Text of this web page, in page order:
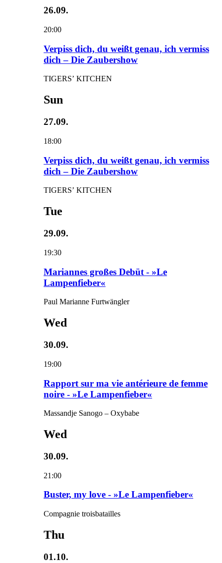
26.09.
20:00
Verpiss dich, du weißt genau, ich vermiss
dich – Die Zaubershow
TIGERS’ KITCHEN
Sun
27.09.
18:00
Verpiss dich, du weißt genau, ich vermiss
dich – Die Zaubershow
TIGERS’ KITCHEN
Tue
29.09.
19:30
Mariannes großes Debüt - »Le
Lampenfieber«
Paul Marianne Furtwängler
Wed
30.09.
19:00
Rapport sur ma vie antérieure de femme
noire - »Le Lampenfieber«
Massandje Sanogo – Oxybabe
Wed
30.09.
21:00
Buster, my love - »Le Lampenfieber«
Compagnie troisbatailles
Thu
01.10.